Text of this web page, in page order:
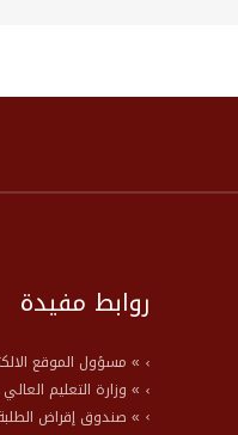
روابط مفيدة
» مسؤول الموقع
» وزارة التعليم العالي
» صندوق إقراض